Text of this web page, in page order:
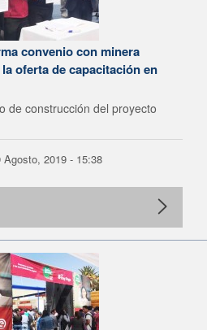
convenio con minera
oferta de capacitación en
de construcción del proyecto
2019 - 15:38